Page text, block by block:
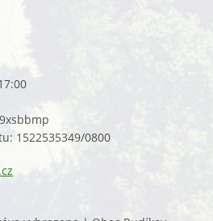
1522535349/0800